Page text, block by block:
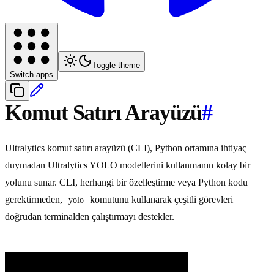
Switch apps
Toggle theme
Komut Satırı Arayüzü#
Ultralytics komut satırı arayüzü (CLI), Python ortamına ihtiyaç
duymadan Ultralytics YOLO modellerini kullanmanın kolay bir
yolunu sunar. CLI, herhangi bir özelleştirme veya Python kodu
gerektirmeden,
yolo
komutunu kullanarak çeşitli görevleri
doğrudan terminalden çalıştırmayı destekler.